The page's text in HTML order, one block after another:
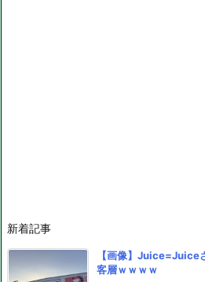
新着記事
【画像】Juice=Juice
客層ｗｗｗｗ